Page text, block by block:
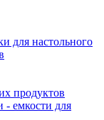
для настольного
продуктов
- емкости для